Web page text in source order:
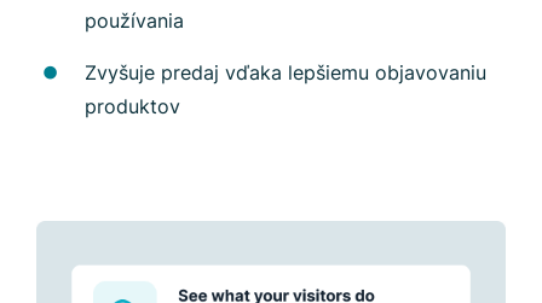
používania
Zvyšuje predaj vďaka lepšiemu objavovaniu
produktov